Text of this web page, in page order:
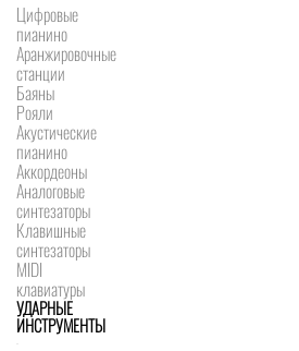
Цифровые
пианино
Аранжировочные
станции
Баяны
Рояли
Акустические
пианино
Аккордеоны
Аналоговые
синтезаторы
Клавишные
синтезаторы
MIDI
клавиатуры
УДАРНЫЕ
ИНСТРУМЕНТЫ